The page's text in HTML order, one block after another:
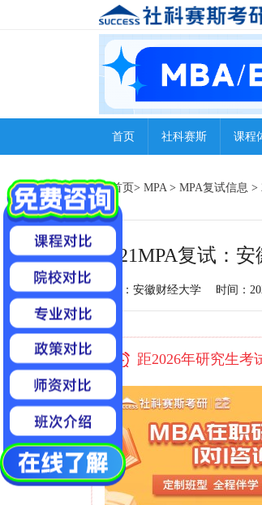
首页 社科赛斯 课程
首页> MPA> MPA复试信息 >
2021MPA复试：
来源：安徽财经大学 时间：
距2026年研究生考